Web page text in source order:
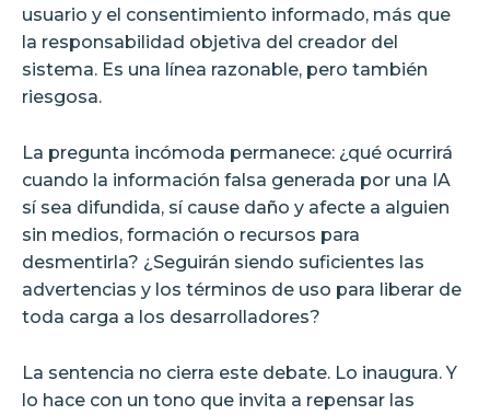
usuario y el consentimiento informado, más que
la responsabilidad objetiva del creador del
sistema. Es una línea razonable, pero también
riesgosa.
La pregunta incómoda permanece: ¿qué ocurrirá
cuando la información falsa generada por una IA
sí sea difundida, sí cause daño y afecte a alguien
sin medios, formación o recursos para
desmentirla? ¿Seguirán siendo suficientes las
advertencias y los términos de uso para liberar de
toda carga a los desarrolladores?
La sentencia no cierra este debate. Lo inaugura. Y
lo hace con un tono que invita a repensar las